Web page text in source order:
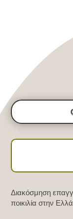
Διακόσμηση
ποικιλία στην